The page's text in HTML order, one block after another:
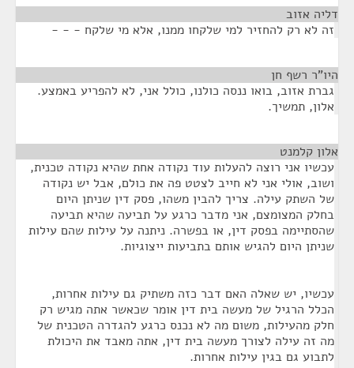
דליה אזוב
זה לא רק להחזיר למי שלקחו ממנו, אלא מי שלקח - - -
היו"ר רשף חן
גברת אזוב, בואו ננסה כולנו, כולל אני, לא להפריע באמצע.
אלון, תמשיך.
אלון קלמנט
עכשיו אני רוצה להעלות עוד נקודה אחת שהיא נקודה טכנית,
ושוב, אולי אני לא חייב לצטט פה את כולם, אבל יש נקודה
של השתק עילה. צריך להבין משהו, פסק דין שניתן היום
בחלק המצומצם, אני מדבר כרגע על תביעה שהיא תביעה
שהסתיימה בפסק דין, או בפשרה. ניתנה על עילות שהם עילות
שניתן היום להגיש אותם בתביעות ייצוגיות.
עכשיו, יש שאלה האם דבר כזה משתיק גם עילות אחרות,
הכלל הרגיל של מעשה בית דין אומר שכאשר אתה מגיש רק
חלק מהעילות, משום מה לא נכנס כרגע להגדרה הטכנית של
מה זה עילה לצורך מעשה בית דין, אתה מאבד את היכולת
לתבוע גם בגין עילות אחרות.